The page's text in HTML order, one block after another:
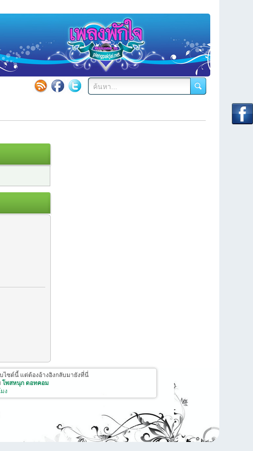
ซต์นี้ แต่ต้องอ้างอิงกลับมายังที่นี่
โพสหนุก ดอทคอม
ง